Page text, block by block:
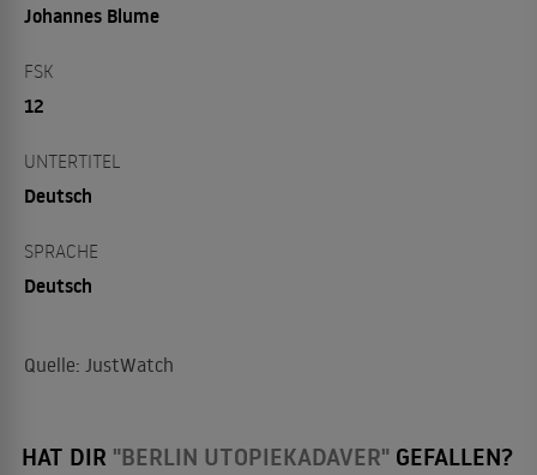
Johannes Blume
FSK
12
UNTERTITEL
Deutsch
SPRACHE
Deutsch
Quelle: JustWatch
HAT DIR "BERLIN UTOPIEKADAVER" GEFALLEN?